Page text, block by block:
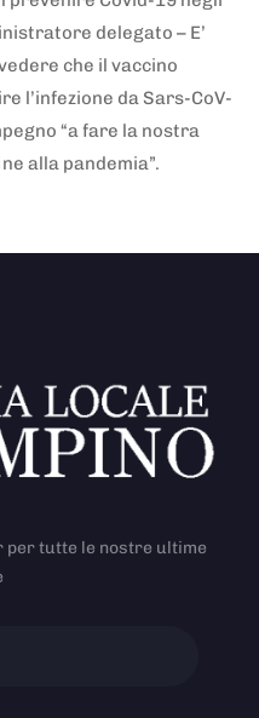
delegato – E’
che il vaccino
l’infezione da Sars-CoV-
“a fare la nostra
alla pandemia”.
tutte le nostre ultime